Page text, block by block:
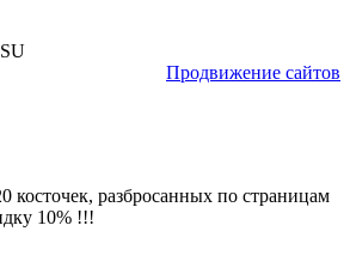
Продвижение сайтов
косточек, разбросанных по страницам
10% !!!